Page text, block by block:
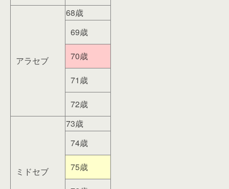
アラセブ
68歳
69歳
70歳
71歳
72歳
ミドセブ
73歳
74歳
75歳